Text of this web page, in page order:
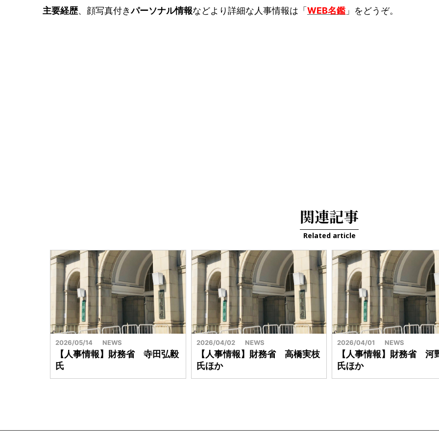
主要経歴、顔写真付きパーソナル情報などより詳細な人事情報は「 WEB名鑑 」をどうぞ。
関連記事
Related article
2026/05/14 NEWS
【人事情報】財務省 寺田弘毅
氏
2026/04/02 NEWS
【人事情報】財務省 高橋実枝
氏ほか
2026/04/01 NEWS
【人事情報】財務省 河
氏ほか